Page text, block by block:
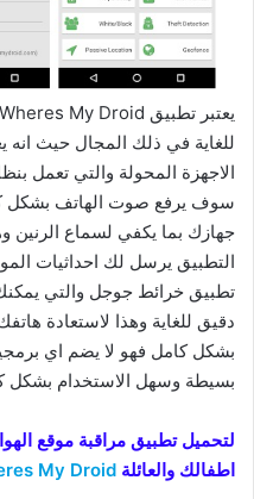
للغاية في ذلك المجال حيث انه
الاجهزة المحولة والتي تعمل
سوف يرفع صوت الهاتف بشكل
جهازك بما يكفي لسماع الرنين
التطبيق يرسل لك احداثيات
تطبيق خرائط جوجل والتي
دقيق للغاية وهذا لاستعادة
بشكل كامل فهو لا يضم اي
بسيطة وسهل الاستخدام بشكل
لتحميل تطبيق مراقبة موقع
اطفالك والعائلة My Droid